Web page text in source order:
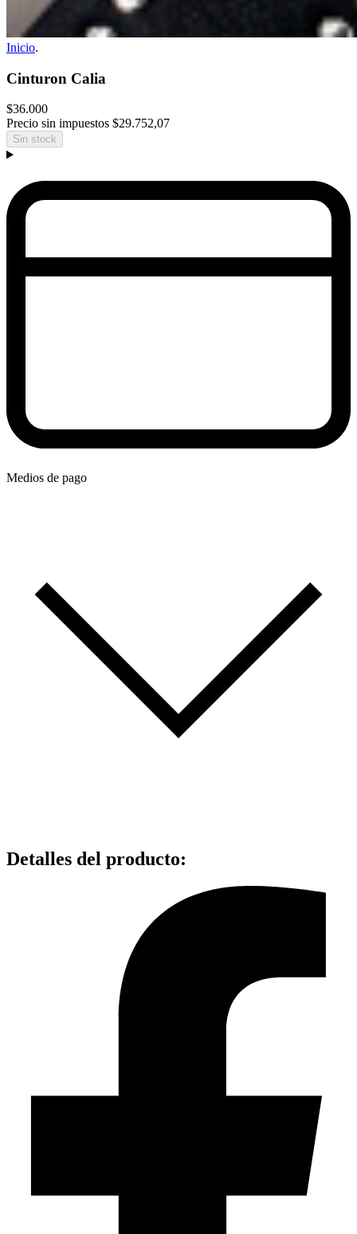
Inicio.
Cinturon Calia
$36.000
Precio sin impuestos $29.752,07
Sin stock
Medios de pago
Detalles del producto: